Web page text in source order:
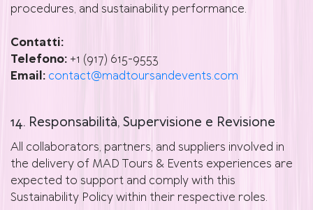
procedures, and sustainability performance.
Contatti:
Telefono: +1 (917) 615-9553
Email: contact@madtoursandevents.com
14. Responsabilità, Supervisione e Revisione
All collaborators, partners, and suppliers involved in
the delivery of MAD Tours & Events experiences are
expected to support and comply with this
Sustainability Policy within their respective roles.